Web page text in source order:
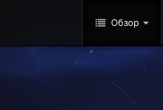
Обзор